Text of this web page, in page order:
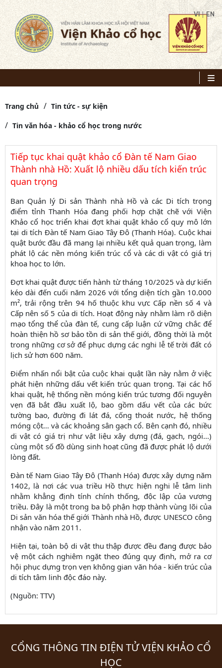
VI|EN
Trang chủ Tin tức - sự kiện
Tin văn hóa - khảo cổ học trong nước
Tiếp tục khai quật khảo cổ Đàn tế Nam Giao
Thành nhà Hồ: Xuất lộ nhiều dấu tích kiến trúc
quan trọng
Ban Quản lý Di sản Thành nhà Hồ và các Di tích trọng
điểm tỉnh Thanh Hóa đang phối hợp chặt chẽ với Viện
Khảo cổ học triển khai đợt khai quật khảo cổ quy mô lớn
tại di tích Đàn tế Nam Giao Tây Đô (Thanh Hóa). Cuộc khai
quật bước đầu đã mang lại nhiều kết quả quan trọng, làm
phát lộ các nền móng kiến trúc cổ và các di vật có giá trị
khoa học to lớn.
Đợt khai quật được tiến hành từ tháng 10/2025 và dự kiến
kéo dài đến cuối năm 2026 với tổng diện tích gần 10.000
m², trải rộng trên 94 hố thuộc khu vực Cấp nền số 4 và
Cấp nên số 5 của di tích. Hoạt động này nhằm làm rõ diện
mạo tổng thể của đàn tế, cung cấp luận cứ vững chắc để
hoàn thiện hồ sơ bảo tồn di sản thế giới, đồng thời là một
trong những cơ sở để phục dựng các nghi lễ tế trời đất có
lịch sử hơn 600 năm.
Điểm nhấn nổi bật của cuộc khai quật lần này nằm ở việc
phát hiện những dấu vết kiến trúc quan trọng. Tại các hố
khai quật, hệ thống nền móng kiến trúc tương đối nguyên
vẹn đã bắt đầu xuất lộ, bao gồm dấu vết của các bức
tường bao, đường đi lát đá, cống thoát nước, hệ thống
móng cột... và các khoảng sân gạch cổ. Bên cạnh đó, nhiều
di vật có giá trị như vật liệu xây dựng (đá, gạch, ngói...)
cùng một số đồ dùng sinh hoạt cũng đã được phát lộ dưới
lòng đất.
Đàn tế Nam Giao Tây Đô (Thanh Hóa) được xây dựng năm
1402, là nơi các vua triều Hồ thực hiện nghi lễ tâm linh
nhằm khẳng định tính chính thống, độc lập của vương
triều. Đây là một trong ba bộ phận hợp thành vùng lõi của
Di sản văn hóa thế giới Thành nhà Hồ, được UNESCO công
nhận vào năm 2011.
Hiện tại, toàn bộ di vật thu thập được đều đang được bảo
vệ một cách nghiêm ngặt theo đúng quy định, mở ra cơ
hội phục dựng trọn vẹn không gian văn hóa - kiến trúc của
di tích tâm linh độc đáo này.
(Nguồn: TTV)
CỔNG THÔNG TIN ĐIỆN TỬ VIỆN KHẢO CỔ
HỌC